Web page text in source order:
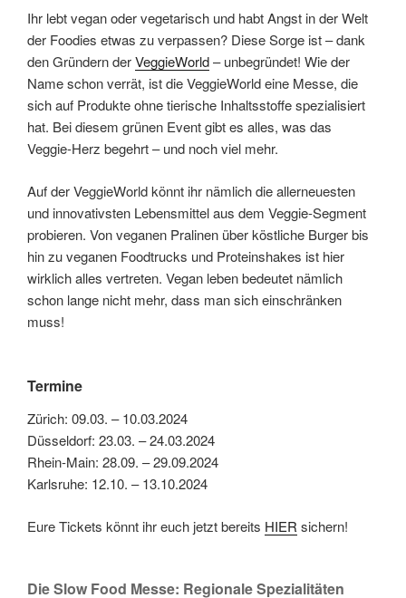
Ihr lebt vegan oder vegetarisch und habt Angst in der Welt
der Foodies etwas zu verpassen? Diese Sorge ist – dank
den Gründern derVeggieWorld– unbegründet! Wie der
Name schon verrät, ist die VeggieWorld eine Messe, die
sich auf Produkte ohne tierische Inhaltsstoffe spezialisiert
hat. Bei diesem grünen Event gibt es alles, was das
Veggie-Herz begehrt – und noch viel mehr.
Auf der VeggieWorld könnt ihr nämlich die allerneuesten
und innovativsten Lebensmittel aus dem Veggie-Segment
probieren. Von veganen Pralinen über köstliche Burger bis
hin zu veganen Foodtrucks und Proteinshakes ist hier
wirklich alles vertreten. Vegan leben bedeutet nämlich
schon lange nicht mehr, dass man sich einschränken
muss!
Termine
Zürich: 09.03. – 10.03.2024
Düsseldorf: 23.03. – 24.03.2024
Rhein-Main: 28.09. – 29.09.2024
Karlsruhe: 12.10. – 13.10.2024
Eure Tickets könnt ihr euch jetzt bereits HIER sichern!
Die Slow Food Messe: Regionale Spezialitäten